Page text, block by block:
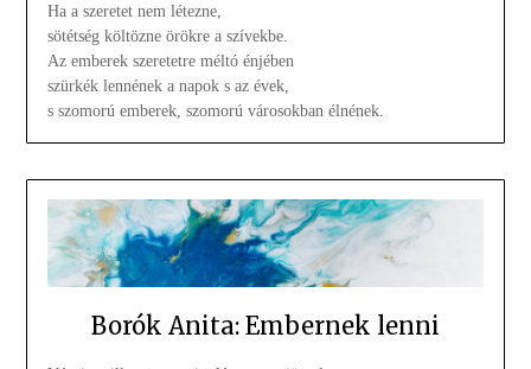
Ha a szeretet nem létezne,
sötétség költözne örökre a szívekbe.
Az emberek szeretetre méltó énjében
szürkék lennének a napok s az évek,
s szomorú emberek, szomorú városokban élnének.
Borók Anita: Embernek lenni